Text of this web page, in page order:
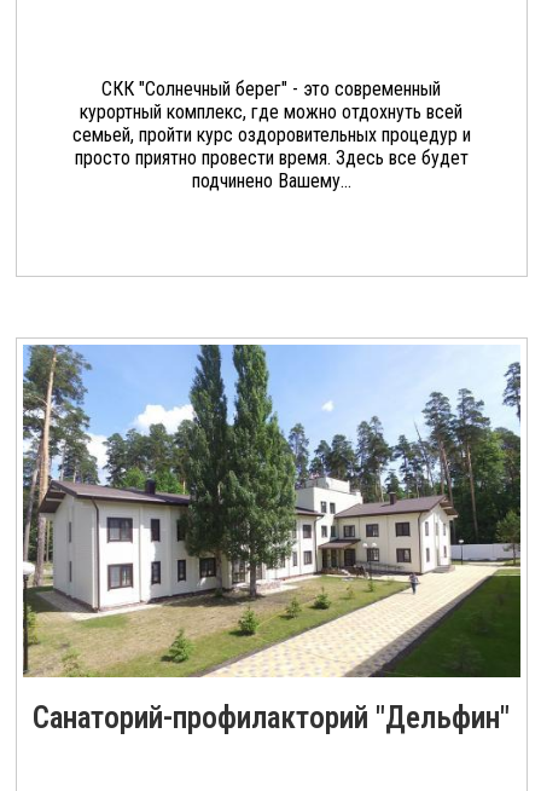
СКК "Солнечный берег" - это современный
курортный комплекс, где можно отдохнуть всей
семьей, пройти курс оздоровительных процедур и
просто приятно провести время. Здесь все будет
подчинено Вашему...
Санаторий-профилакторий "Дельфин"